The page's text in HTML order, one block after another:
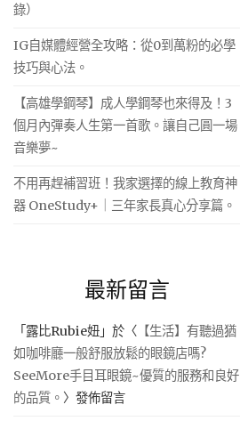
錄）
IG自媒體經營全攻略：從0到萬粉的必學
技巧與心法。
【高雄學鋼琴】成人學鋼琴也來得及！3
個月內彈奏人生第一首歌。讓自己圓一場
音樂夢~
不用再趕補習班！我家選擇的線上教育神
器 OneStudy+｜三年家長真心分享篇。
最新留言
「 露比Rubie妞 」於〈 【生活】有聽過猶
如咖啡廳一般舒服放鬆的眼鏡店嗎?
SeeMore手目耳眼鏡~優質的服務和良好
的品質。 〉發佈留言